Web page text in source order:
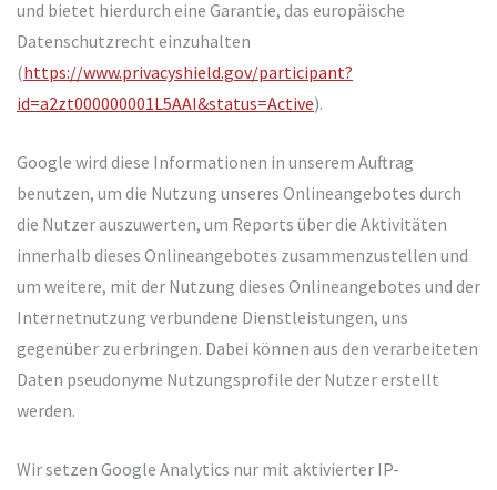
und bietet hierdurch eine Garantie, das europäische
Datenschutzrecht einzuhalten
(https://www.privacyshield.gov/participant?
id=a2zt000000001L5AAI&status=Active).
Google wird diese Informationen in unserem Auftrag
benutzen, um die Nutzung unseres Onlineangebotes durch
die Nutzer auszuwerten, um Reports über die Aktivitäten
innerhalb dieses Onlineangebotes zusammenzustellen und
um weitere, mit der Nutzung dieses Onlineangebotes und der
Internetnutzung verbundene Dienstleistungen, uns
gegenüber zu erbringen. Dabei können aus den verarbeiteten
Daten pseudonyme Nutzungsprofile der Nutzer erstellt
werden.
Wir setzen Google Analytics nur mit aktivierter IP-